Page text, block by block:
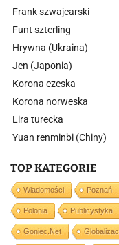
Frank szwajcarski
Funt szterling
Hrywna (Ukraina)
Jen (Japonia)
Korona czeska
Korona norweska
Lira turecka
Yuan renminbi (Chiny)
TOP KATEGORIE
Wiadomości Poznań
Polonia Publicystyka
Goniec.net